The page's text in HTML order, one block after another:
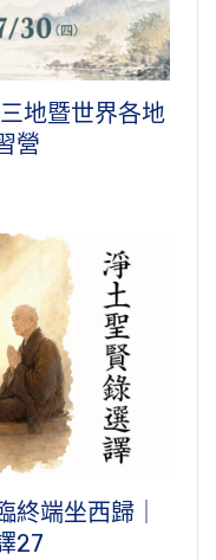
地暨世界各地
營
端坐西歸｜
27